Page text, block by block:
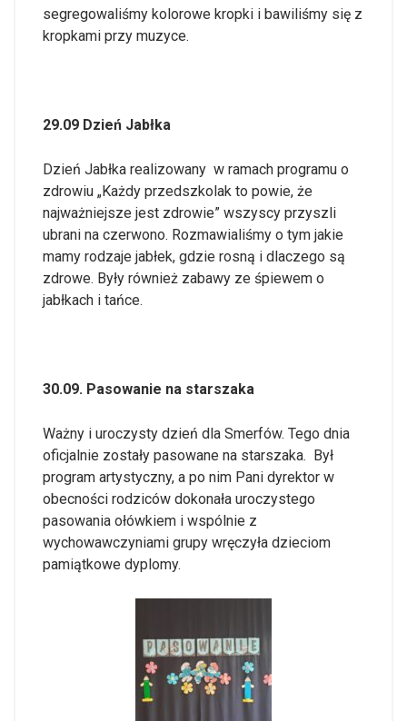
segregowaliśmy kolorowe kropki i bawiliśmy się z
kropkami przy muzyce.
29.09 Dzień Jabłka
Dzień Jabłka realizowany w ramach programu o
zdrowiu „Każdy przedszkolak to powie, że
najważniejsze jest zdrowie” wszyscy przyszli
ubrani na czerwono. Rozmawialiśmy o tym jakie
mamy rodzaje jabłek, gdzie rosną i dlaczego są
zdrowe. Były również zabawy ze śpiewem o
jabłkach i tańce.
30.09. Pasowanie na starszaka
Ważny i uroczysty dzień dla Smerfów. Tego dnia
oficjalnie zostały pasowane na starszaka. Był
program artystyczny, a po nim Pani dyrektor w
obecności rodziców dokonała uroczystego
pasowania ołówkiem i wspólnie z
wychowawczyniami grupy wręczyła dzieciom
pamiątkowe dyplomy.